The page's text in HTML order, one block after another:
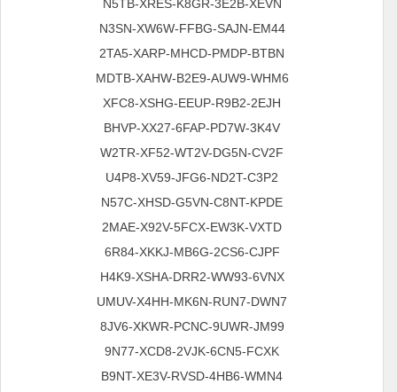
N5TB-XRES-K8GR-3E2B-XEVN
N3SN-XW6W-FFBG-SAJN-EM44
2TA5-XARP-MHCD-PMDP-BTBN
MDTB-XAHW-B2E9-AUW9-WHM6
XFC8-XSHG-EEUP-R9B2-2EJH
BHVP-XX27-6FAP-PD7W-3K4V
W2TR-XF52-WT2V-DG5N-CV2F
U4P8-XV59-JFG6-ND2T-C3P2
N57C-XHSD-G5VN-C8NT-KPDE
2MAE-X92V-5FCX-EW3K-VXTD
6R84-XKKJ-MB6G-2CS6-CJPF
H4K9-XSHA-DRR2-WW93-6VNX
UMUV-X4HH-MK6N-RUN7-DWN7
8JV6-XKWR-PCNC-9UWR-JM99
9N77-XCD8-2VJK-6CN5-FCXK
B9NT-XE3V-RVSD-4HB6-WMN4